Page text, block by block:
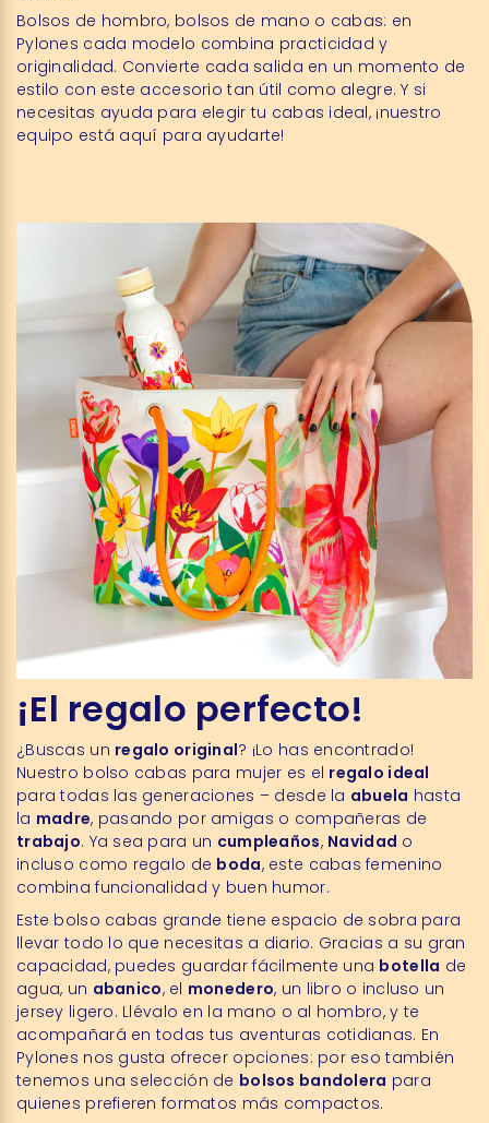
Bolsos de hombro, bolsos de mano o cabas: en
Pylones cada modelo combina practicidad y
originalidad. Convierte cada salida en un momento de
estilo con este accesorio tan útil como alegre. Y si
necesitas ayuda para elegir tu cabas ideal, ¡nuestro
equipo está aquí para ayudarte!
¡El regalo perfecto!
¿Buscas un regalo original? ¡Lo has encontrado!
Nuestro bolso cabas para mujer es el regalo ideal
para todas las generaciones – desde la abuela hasta
la madre, pasando por amigas o compañeras de
trabajo. Ya sea para un cumpleaños, Navidad o
incluso como regalo de boda, este cabas femenino
combina funcionalidad y buen humor.
Este bolso cabas grande tiene espacio de sobra para
llevar todo lo que necesitas a diario. Gracias a su gran
capacidad, puedes guardar fácilmente una botella de
agua, un abanico, el monedero, un libro o incluso un
jersey ligero. Llévalo en la mano o al hombro, y te
acompañará en todas tus aventuras cotidianas. En
Pylones nos gusta ofrecer opciones: por eso también
tenemos una selección de bolsos bandolera para
quienes prefieren formatos más compactos.